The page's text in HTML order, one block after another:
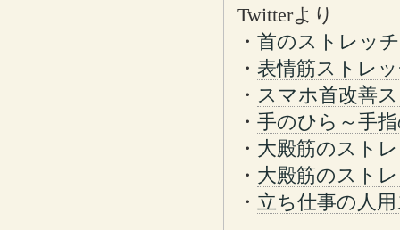
Twitterより
・ 首のストレッチ
・ 表情筋ストレ
・ スマホ首改善
・ 手のひら～手
・ 大殿筋のスト
・ 大殿筋のスト
・ 立ち仕事の人